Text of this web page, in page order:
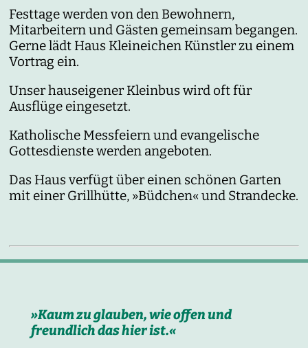
Festtage werden von den Bewohnern,
Mitarbeitern und Gästen gemeinsam begangen.
Gerne lädt Haus Kleineichen Künstler zu einem
Vortrag ein.
Unser hauseigener Kleinbus wird oft für
Ausflüge eingesetzt.
Katholische Messfeiern und evangelische
Gottesdienste werden angeboten.
Das Haus verfügt über einen schönen Garten
mit einer Grillhütte, »Büdchen« und Strandecke.
»Kaum zu glauben, wie offen und
freundlich das hier ist.«